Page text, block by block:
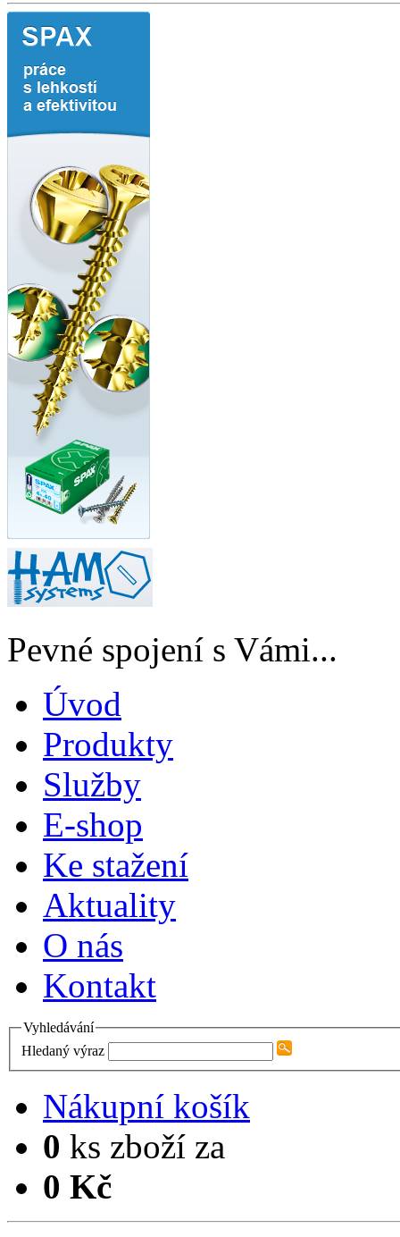
Pevné spojení s Vámi...
Úvod
Produkty
Služby
E-shop
Ke stažení
Aktuality
O nás
Kontakt
Vyhledávání
Hledaný výraz
Nákupní košík
0 ks zboží za
0 Kč